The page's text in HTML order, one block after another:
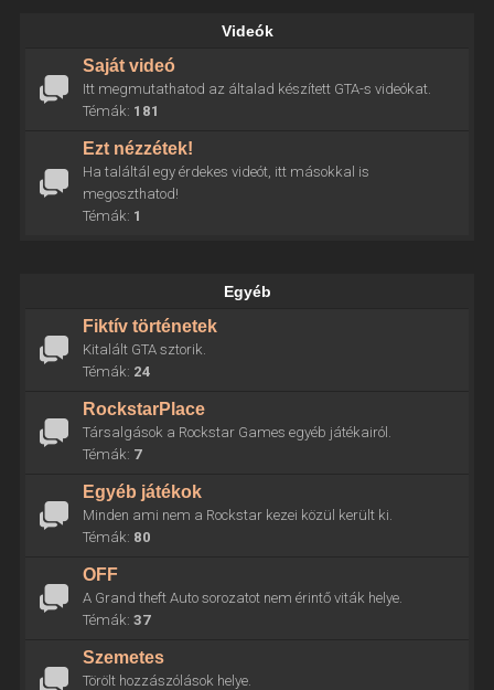
Videók
Saját videó
Itt megmutathatod az általad készített GTA-s videókat.
Témák: 181
Ezt nézzétek!
Ha találtál egy érdekes videót, itt másokkal is
megoszthatod!
Témák: 1
Egyéb
Fiktív történetek
Kitalált GTA sztorik.
Témák: 24
RockstarPlace
Társalgások a Rockstar Games egyéb játékairól.
Témák: 7
Egyéb játékok
Minden ami nem a Rockstar kezei közül került ki.
Témák: 80
OFF
A Grand theft Auto sorozatot nem érintő viták helye.
Témák: 37
Szemetes
Törölt hozzászólások helye.